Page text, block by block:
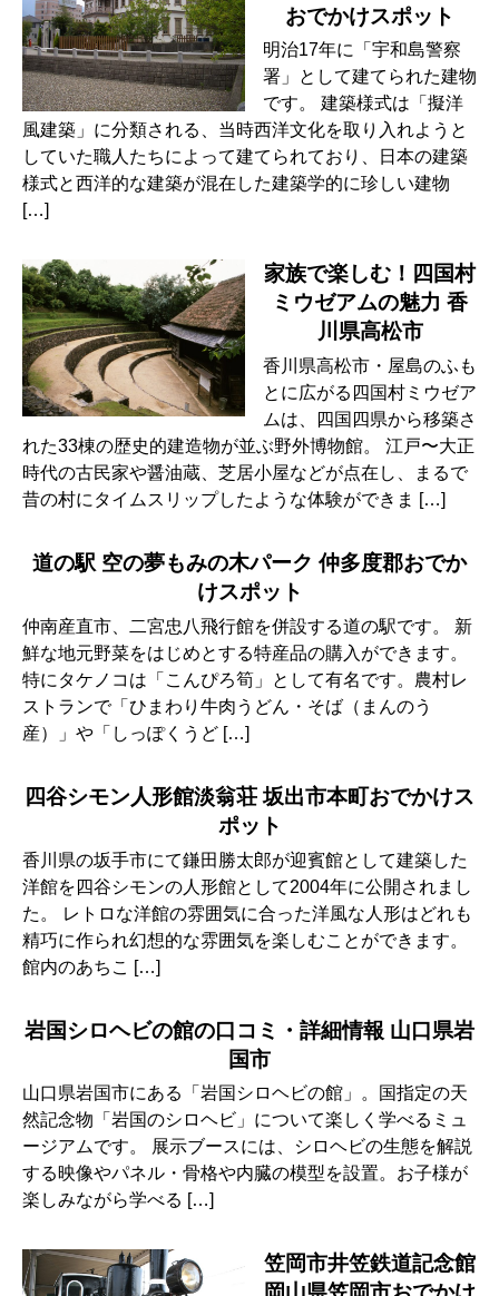
おでかけスポット
明治17年に「宇和島警察
署」として建てられた建物
です。 建築様式は「擬洋
風建築」に分類される、当時西洋文化を取り入れようと
していた職人たちによって建てられており、日本の建築
様式と西洋的な建築が混在した建築学的に珍しい建物
[…]
家族で楽しむ！四国村
ミウゼアムの魅力 香
川県高松市
香川県高松市・屋島のふも
とに広がる四国村ミウゼア
ムは、四国四県から移築さ
れた33棟の歴史的建造物が並ぶ野外博物館。 江戸〜大正
時代の古民家や醤油蔵、芝居小屋などが点在し、まるで
昔の村にタイムスリップしたような体験ができま […]
道の駅 空の夢もみの木パーク 仲多度郡おでか
けスポット
仲南産直市、二宮忠八飛行館を併設する道の駅です。 新
鮮な地元野菜をはじめとする特産品の購入ができます。
特にタケノコは「こんぴろ筍」として有名です。農村レ
ストランで「ひまわり牛肉うどん・そば（まんのう
産）」や「しっぽくうど […]
四谷シモン人形館淡翁荘 坂出市本町おでかけス
ポット
香川県の坂手市にて鎌田勝太郎が迎賓館として建築した
洋館を四谷シモンの人形館として2004年に公開されまし
た。 レトロな洋館の雰囲気に合った洋風な人形はどれも
精巧に作られ幻想的な雰囲気を楽しむことができます。
館内のあちこ […]
岩国シロヘビの館の口コミ・詳細情報 山口県岩
国市
山口県岩国市にある「岩国シロヘビの館」。国指定の天
然記念物「岩国のシロヘビ」について楽しく学べるミュ
ージアムです。 展示ブースには、シロヘビの生態を解説
する映像やパネル・骨格や内臓の模型を設置。お子様が
楽しみながら学べる […]
笠岡市井笠鉄道記念館